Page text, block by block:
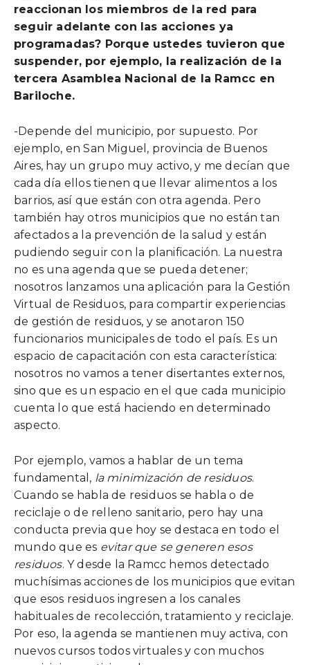
reaccionan los miembros de la red para
seguir adelante con las acciones ya
programadas? Porque ustedes tuvieron que
suspender, por ejemplo, la realización de la
tercera Asamblea Nacional de la Ramcc en
Bariloche.
-Depende del municipio, por supuesto. Por
ejemplo, en San Miguel, provincia de Buenos
Aires, hay un grupo muy activo, y me decían que
cada día ellos tienen que llevar alimentos a los
barrios, así que están con otra agenda. Pero
también hay otros municipios que no están tan
afectados a la prevención de la salud y están
pudiendo seguir con la planificación. La nuestra
no es una agenda que se pueda detener;
nosotros lanzamos una aplicación para la Gestión
Virtual de Residuos, para compartir experiencias
de gestión de residuos, y se anotaron 150
funcionarios municipales de todo el país. Es un
espacio de capacitación con esta característica:
nosotros no vamos a tener disertantes externos,
sino que es un espacio en el que cada municipio
cuenta lo que está haciendo en determinado
aspecto.
Por ejemplo, vamos a hablar de un tema
fundamental, la minimización de residuos.
Cuando se habla de residuos se habla o de
reciclaje o de relleno sanitario, pero hay una
conducta previa que hoy se destaca en todo el
mundo que es evitar que se generen esos
residuos. Y desde la Ramcc hemos detectado
muchísimas acciones de los municipios que evitan
que esos residuos ingresen a los canales
habituales de recolección, tratamiento y reciclaje.
Por eso, la agenda se mantienen muy activa, con
nuevos cursos todos virtuales y con muchos